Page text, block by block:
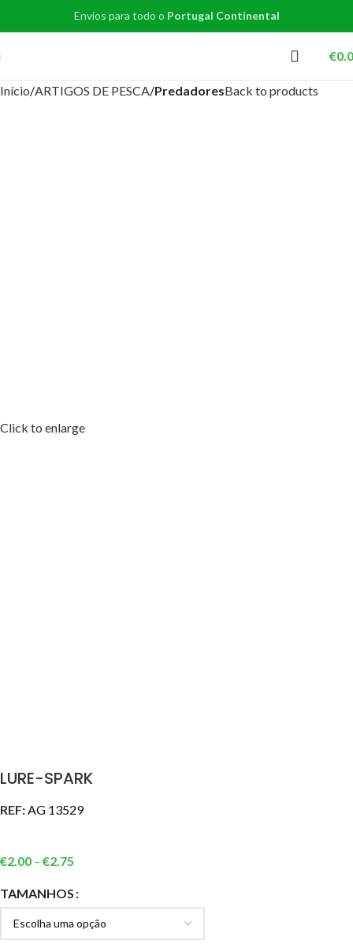
Envios para todo o Portugal Continental
€
Início ARTIGOS DE PESCA PredadoresBack to products
Click to enlarge
LURE-SPARK
REF:AG 13529
€2.00 – €2.75
TAMANHOS